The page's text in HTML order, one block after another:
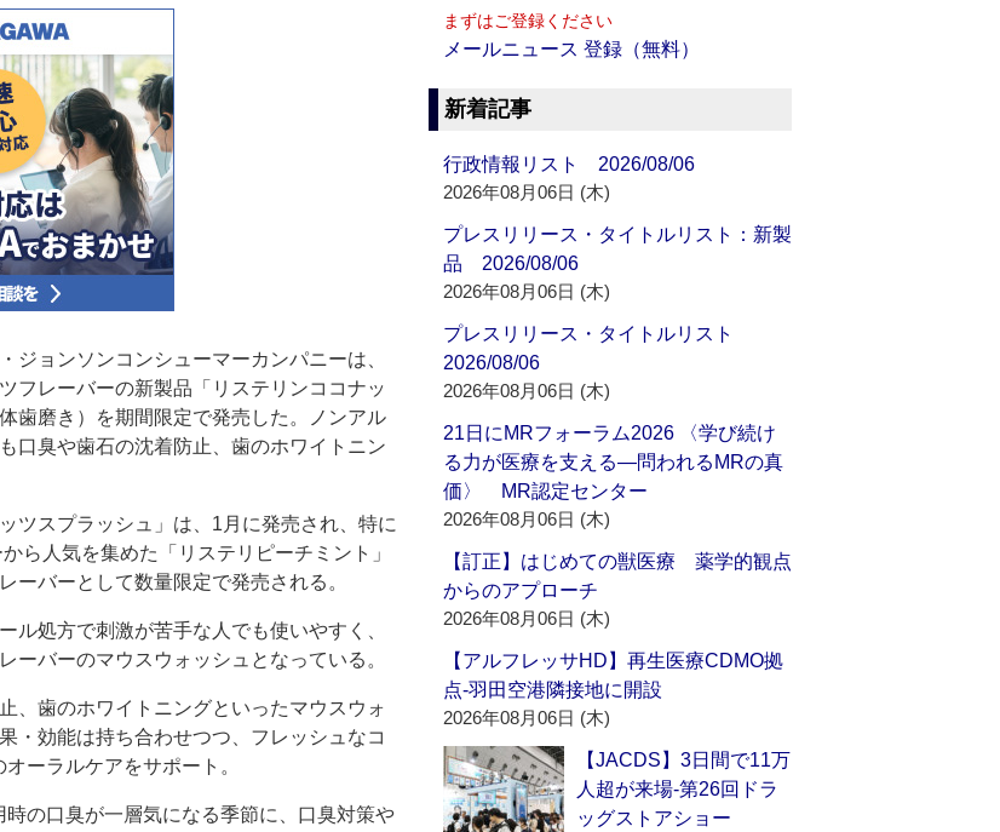
ジョンソンコンシューマーカンパニーは、
フレーバーの新製品「リステリンココナッ
歯磨き）を期間限定で発売した。ノンアル
口臭や歯石の沈着防止、歯のホワイトニン
ツスプラッシュ」は、1月に発売され、特に
ら人気を集めた「リステリピーチミント」
ーバーとして数量限定で発売される。
ル処方で刺激が苦手な人でも使いやすく、
ーバーのマウスウォッシュとなっている。
、歯のホワイトニングといったマウスウォ
・効能は持ち合わせつつ、フレッシュなコ
ーラルケアをサポート。
の口臭が一層気になる季節に、口臭対策や
まずはご登録ください
メールニュース 登録（無料）
新着記事
行政情報リスト 2026/08/06
2026年08月06日 (木)
プレスリリース・タイトルリスト：新製
品 2026/08/06
2026年08月06日 (木)
プレスリリース・タイトルリスト
2026/08/06
2026年08月06日 (木)
21日にMRフォーラム2026 〈学び続け
る力が医療を支える―問われるMRの真
価〉 MR認定センター
2026年08月06日 (木)
【訂正】はじめての獣医療 薬学的観点
からのアプローチ
2026年08月06日 (木)
【アルフレッサHD】再生医療CDMO拠
点‐羽田空港隣接地に開設
2026年08月06日 (木)
【JACDS】3日間で11万
人超が来場‐第26回ドラ
ッグストアショー